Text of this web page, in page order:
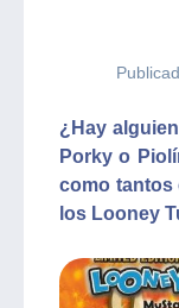
¿Hay
Porky o
como tantos
los Looney